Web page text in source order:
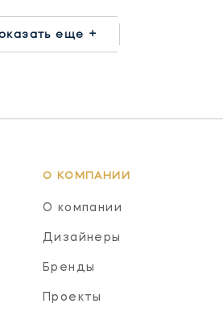
еще +
О КОМПАНИИ
О компании
Дизайнеры
Бренды
Проекты